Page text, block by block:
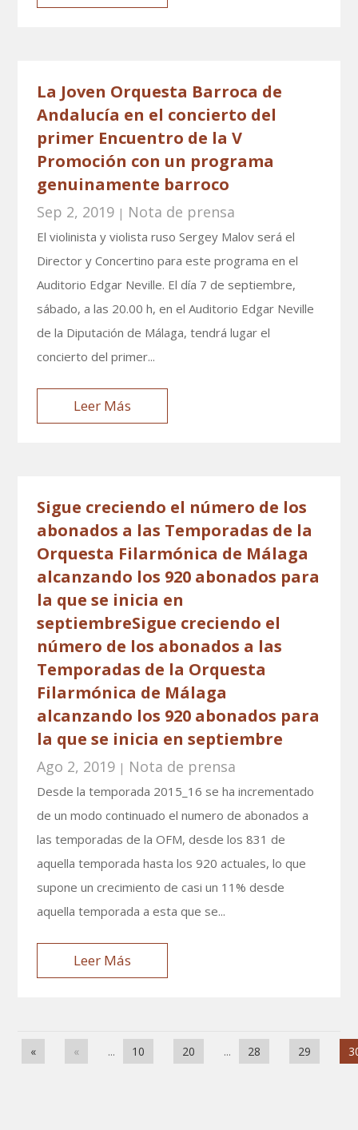
La Joven Orquesta Barroca de
Andalucía en el concierto del
primer Encuentro de la V
Promoción con un programa
genuinamente barroco
Sep 2, 2019 | Nota de prensa
El violinista y violista ruso Sergey Malov será el
Director y Concertino para este programa en el
Auditorio Edgar Neville. El día 7 de septiembre,
sábado, a las 20.00 h, en el Auditorio Edgar Neville
de la Diputación de Málaga, tendrá lugar el
concierto del primer...
Leer Más
Sigue creciendo el número de los
abonados a las Temporadas de la
Orquesta Filarmónica de Málaga
alcanzando los 920 abonados para
la que se inicia en
septiembreSigue creciendo el
número de los abonados a las
Temporadas de la Orquesta
Filarmónica de Málaga
alcanzando los 920 abonados para
la que se inicia en septiembre
Ago 2, 2019 | Nota de prensa
Desde la temporada 2015_16 se ha incrementado
de un modo continuado el numero de abonados a
las temporadas de la OFM, desde los 831 de
aquella temporada hasta los 920 actuales, lo que
supone un crecimiento de casi un 11% desde
aquella temporada a esta que se...
Leer Más
« « ... 10 20 ... 28 29